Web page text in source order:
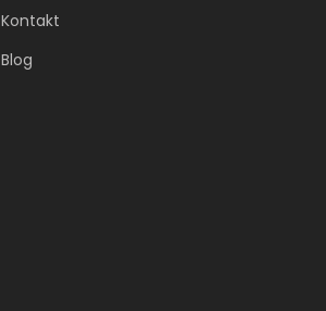
Kontakt
Blog